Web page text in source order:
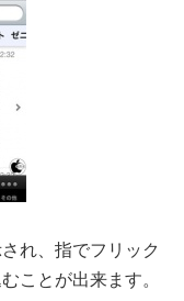
れ、指でフリック
ことが出来ます。